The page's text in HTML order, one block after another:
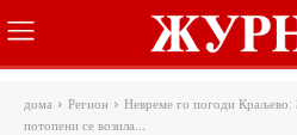
дома Регион
Невреме го погоди Краљево:
потопени се возила...